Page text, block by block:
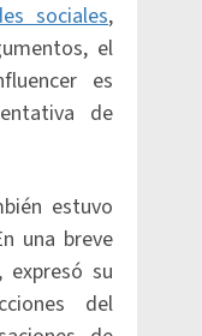
sociales,
el
es
de
estuvo
una breve
su
del